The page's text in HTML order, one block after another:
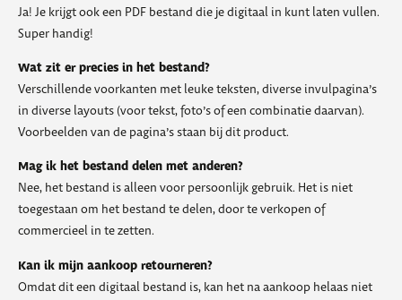
Ja! Je krijgt ook een PDF bestand die je digitaal in kunt laten vullen.
Super handig!
Wat zit er precies in het bestand?
Verschillende voorkanten met leuke teksten, diverse invulpagina’s
in diverse layouts (voor tekst, foto’s of een combinatie daarvan).
Voorbeelden van de pagina’s staan bij dit product.
Mag ik het bestand delen met anderen?
Nee, het bestand is alleen voor persoonlijk gebruik. Het is niet
toegestaan om het bestand te delen, door te verkopen of
commercieel in te zetten.
Kan ik mijn aankoop retourneren?
Omdat dit een digitaal bestand is, kan het na aankoop helaas niet